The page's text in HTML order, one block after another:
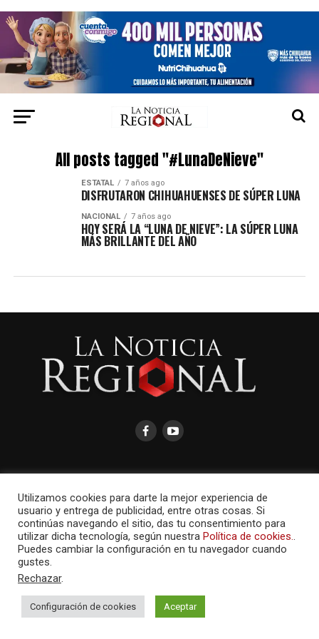
All posts tagged "#LunaDeNieve"
ESTATAL 7 años ago
DISFRUTARON CHIHUAHUENSES DE SÚPER LUNA
NACIONAL 7 años ago
HOY SERÁ LA “LUNA DE NIEVE”: LA SÚPER LUNA
MÁS BRILLANTE DEL AÑO
AMAYCOM.NET
Utilizamos cookies para darte la mejor experiencia de
usuario y entrega de publicidad, entre otras cosas. Si
continúas navegando el sitio, das tu consentimiento para
utilizar dicha tecnología, según nuestra Política de cookies..
Puedes cambiar la configuración en tu navegador cuando
gustes.
Rechazar.
Configuración de cookies Aceptar